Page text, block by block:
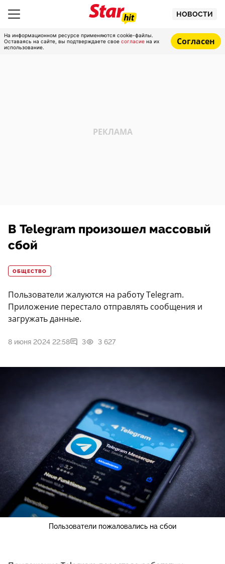
НОВОСТИ
На информационном ресурсе применяются cookie-файлы.
Оставаясь на сайте, вы подтверждаете свое согласие на их
использование.
Согласен
В Telegram произошел массовый
сбой
ОБЩЕСТВО
Пользователи жалуются на работу Telegram.
Приложение перестало отправлять сообщения и
загружать данные.
8 июня 2024 22:58 3 3 627
Пользователи пожаловались на сбои